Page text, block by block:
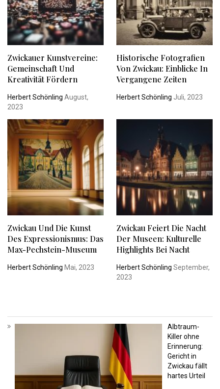
Zwickauer Kunstvereine:
Gemeinschaft Und
Kreativität Fördern
Herbert Schönling August,
2023
Historische Fotografien
Von Zwickau: Einblicke In
Vergangene Zeiten
Herbert Schönling Juli, 2023
Zwickau Und Die Kunst
Des Expressionismus: Das
Max-Pechstein-Museum
Herbert Schönling Mai, 2023
Zwickau Feiert Die Nacht
Der Museen: Kulturelle
Highlights Bei Nacht
Herbert Schönling September,
2023
Albtraum-
Killer ohne
Erinnerung:
Gericht in
Zwickau fällt
hartes Urteil